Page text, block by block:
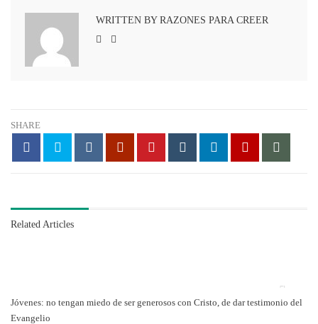
WRITTEN BY RAZONES PARA CREER
SHARE
Related Articles
Jóvenes: no tengan miedo de ser generosos con Cristo, de dar testimonio del
Evangelio